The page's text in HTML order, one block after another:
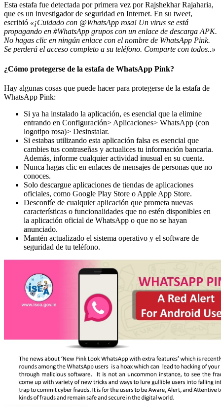
Esta estafa fue detectada por primera vez por Rajshekhar Rajaharia,
que es un investigador de seguridad en Internet. En su tweet,
escribió «¡Cuidado con @WhatsApp rosa! Un virus se está
propagando en #WhatsApp grupos con un enlace de descarga APK.
No hagas clic en ningún enlace con el nombre de WhatsApp Pink.
Se perderá el acceso completo a su teléfono. Comparte con todos..»
¿Cómo protegerse de la estafa de WhatsApp Pink?
Hay algunas cosas que puede hacer para protegerse de la estafa de
WhatsApp Pink:
Si ya ha instalado la aplicación, es esencial que la elimine
entrando en Configuración> Aplicaciones> WhatsApp (con
logotipo rosa)> Desinstalar.
Si estabas utilizando esta aplicación falsa es esencial que
cambies tus contraseñas y actualices tu información bancaria.
Además, informe cualquier actividad inusual en su cuenta.
Nunca hagas clic en enlaces de mensajes de personas que no
conoces.
Solo descargue aplicaciones de tiendas de aplicaciones
oficiales, como Google Play Store o Apple App Store.
Desconfíe de cualquier aplicación que prometa nuevas
características o funcionalidades que no estén disponibles en
la aplicación oficial de WhatsApp o que no se hayan
anunciado.
Mantén actualizado el sistema operativo y el software de
seguridad de tu teléfono.